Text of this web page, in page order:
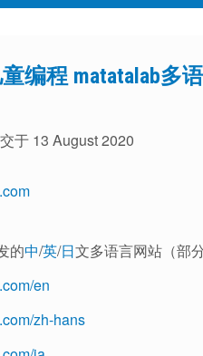
编程 matatalab多
于 13 August 2020
的中/英/日文多语言网站（部
en
zh-hans